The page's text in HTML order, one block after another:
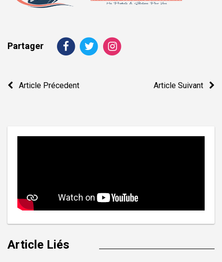
Partager
Navigation
Article Précedent Article Suivant
Article Liés